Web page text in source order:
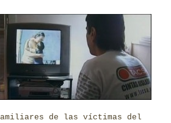
de las víctimas del